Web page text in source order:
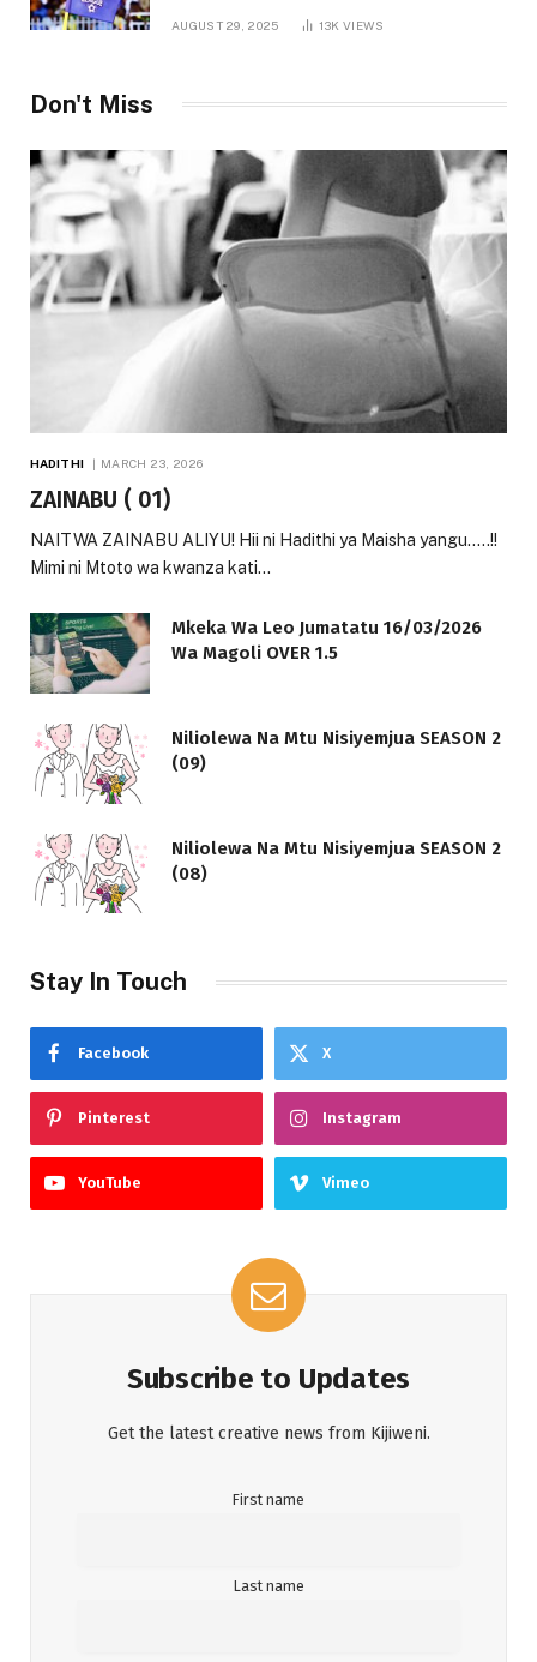
AUGUST 29, 2025 13KVIEWS
Don't Miss
HADITHI MARCH 23, 2026
ZAINABU ( 01)
NAITWA ZAINABU ALIYU! Hii ni Hadithi ya Maisha yangu…..!!
Mimi ni Mtoto wa kwanza kati…
Mkeka Wa Leo Jumatatu 16/03/2026
Wa Magoli OVER 1.5
Niliolewa Na Mtu Nisiyemjua SEASON 2
(09)
Niliolewa Na Mtu Nisiyemjua SEASON 2
(08)
Stay In Touch
Facebook X
Pinterest Instagram
YouTube Vimeo
Subscribe to Updates
Get the latest creative news from Kijiweni.
First name
Last name